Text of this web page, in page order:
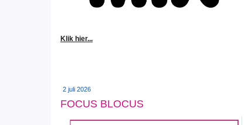
Klik hier...
2 juli 2026
FOCUS BLOCUS